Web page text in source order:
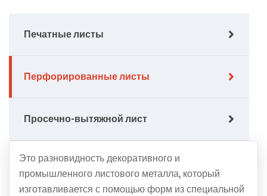
Печатные листы
Перфорированные листы
Просечно-вытяжной лист
Это разновидность декоративного и
промышленного листового металла, который
изготавливается с помощью форм из специальной